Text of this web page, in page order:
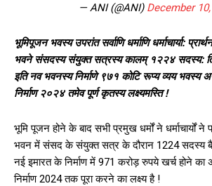
— ANI (@ANI) December
भूमिपूजन भवस्य उपरांत सर्वाणि धर्माणि धर्माचार्या:
भवने संसदस्य संयुक्त सत्रस्य कालम् १२२४ सदस्य:
इति नव भवनस्य निर्माणे ९७१ कोटि रूप्य व्यय भवस्य
निर्माण २०२४ तमेव पूर्ण कृतस्य लक्ष्यमस्ति !
भूमि पूजन होने के बाद सभी प्रमुख धर्मों ने धर्माचार्यों ने
भवन में संसद के संयुक्त सत्र के दौरान 1224 सदस्य
नई इमारत के निर्माण में 971 करोड़ रुपये खर्च होने
निर्माण 2024 तक पूरा करने का लक्ष्य है !